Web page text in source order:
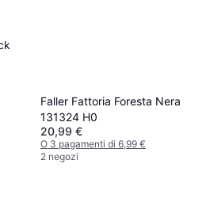
Faller Fattoria Foresta Nera
131324 H0
20,99 €
O 3 pagamenti di 6,99 €
2 negozi